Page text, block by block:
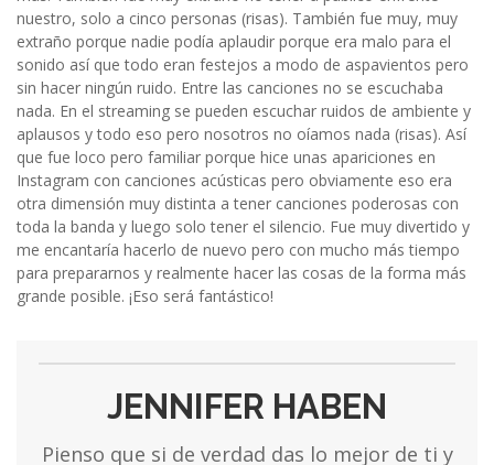
nuestro, solo a cinco personas (risas). También fue muy, muy
extraño porque nadie podía aplaudir porque era malo para el
sonido así que todo eran festejos a modo de aspavientos pero
sin hacer ningún ruido. Entre las canciones no se escuchaba
nada. En el streaming se pueden escuchar ruidos de ambiente y
aplausos y todo eso pero nosotros no oíamos nada (risas). Así
que fue loco pero familiar porque hice unas apariciones en
Instagram con canciones acústicas pero obviamente eso era
otra dimensión muy distinta a tener canciones poderosas con
toda la banda y luego solo tener el silencio. Fue muy divertido y
me encantaría hacerlo de nuevo pero con mucho más tiempo
para prepararnos y realmente hacer las cosas de la forma más
grande posible. ¡Eso será fantástico!
JENNIFER HABEN
Pienso que si de verdad das lo mejor de ti y